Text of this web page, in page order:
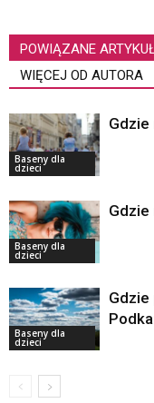
POWIĄZANE
WIĘCEJ OD AUTORA
Baseny dla
dzieci
Gdzie
Baseny dla
dzieci
Gdzie
Baseny dla
dzieci
Gdzie